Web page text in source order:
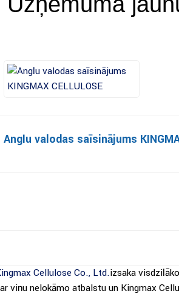
Angļu valodas saīsinājums
Cellulose Co., Ltd.izsaka
viņu nelokāmo atbalstu un Kingmax